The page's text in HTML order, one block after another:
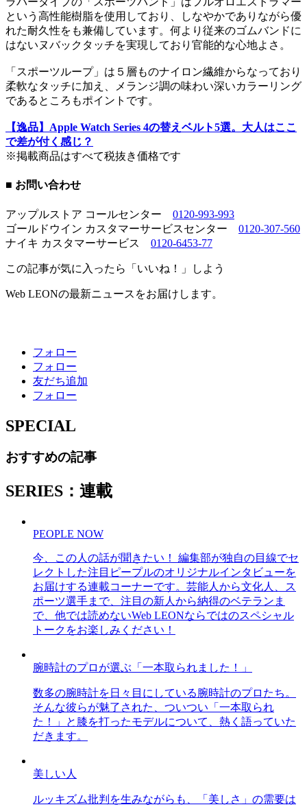
という高性能樹脂を使用しており、しなやかでありながら優
れた耐久性をも兼備しています。何より従来のゴムバンドに
はないヌバックタッチを実現しており官能的な心地よさ。
「スポーツループ」は５層ものナイロン繊維からなっており
柔軟なタッチに加え、メランジ調の味わい深いカラーリング
であるところもポイントです。
【逸品】Apple Watch Series 4の替えベルト5選。大人はここ
で差が付く感じ？
※掲載商品はすべて税抜き価格です
■ お問い合わせ
アップルストア コールセンター 0120-993-993
ゴールドウイン カスタマーサービスセンター 0120-307-560
ナイキ カスタマーサービス 0120-6453-77
この記事が気に入ったら「いいね！」しよう
Web LEONの最新ニュースをお届けします。
フォロー
フォロー
友だち追加
フォロー
SPECIAL
おすすめの記事
SERIES：連載
PEOPLE NOW
今、この人の話が聞きたい！ 編集部が独自の目線でセ
レクトした注目ピープルのオリジナルインタビューを
お届けする連載コーナーです。芸能人から文化人、ス
ポーツ選手まで、注目の新人から納得のベテランま
で、他では読めないWeb LEONならではのスペシャル
トークをお楽しみください！
腕時計のプロが選ぶ「一本取られました！」
数多の腕時計を日々目にしている腕時計のプロたち。
そんな彼らが魅了された、ついつい「一本取られ
た！」と膝を打ったモデルについて、熱く語っていた
だきます。
美しい人
ルッキズム批判を生みながらも、「美しさ」の需要は